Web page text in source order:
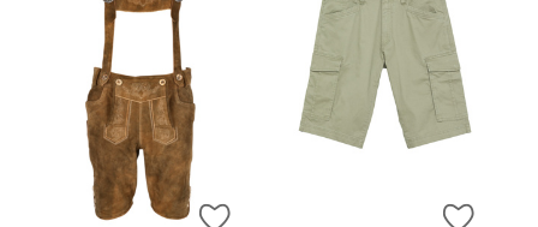
ZUR WUNSCHLISTE HINZUFÜGEN
ZUR